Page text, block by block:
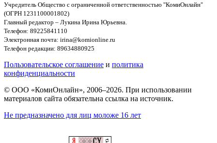
Учредитель Общество с ограниченной ответственностью "КомиОнлайн"
(ОГРН 1231100001802)
Главный редактор – Лукина Ирина Юрьевна.
Телефон: 89225841110
Электронная почта: irina@komionline.ru
Телефон редакции: 89634880925
Пользовательское соглашение и политика
конфиденциальности
© ООО «КомиОнлайн», 2006–2026. При использовании
материалов сайта обязательна ссылка на источник.
Не предназначено для лиц моложе 16 лет